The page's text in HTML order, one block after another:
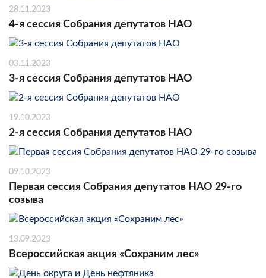
28.11.2023
4-я сессия Собрания депутатов НАО
03.11.2023
3-я сессия Собрания депутатов НАО
19.10.2023
2-я сессия Собрания депутатов НАО
09.10.2023
Первая сессия Собрания депутатов НАО 29-го
созыва
13.09.2023
Всероссийская акция «Сохраним лес»